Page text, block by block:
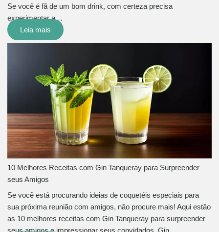
Se você é fã de um bom drink, com certeza precisa
experimentar a…
Leia mais
10 Melhores Receitas com Gin Tanqueray para Surpreender
seus Amigos
Se você está procurando ideias de coquetéis especiais para
sua próxima reunião com amigos, não procure mais! Aqui estão
as 10 melhores receitas com Gin Tanqueray para surpreender
seus amigos e impressionar seus convidados. Gin…